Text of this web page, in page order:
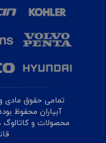
تمامی حقوق مادی
آبیاران محفوظ
محصولات و کاتالوگ